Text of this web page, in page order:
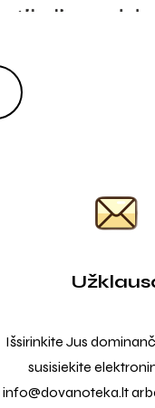
Išsirinkite Jus
susisiekite
info@dovanoteka.lt